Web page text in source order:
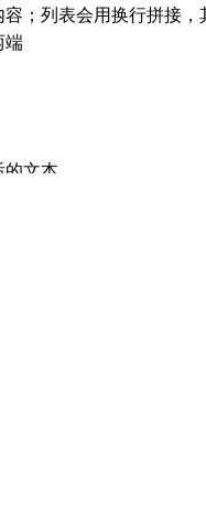
；列表会用换行拼接，
端
的文本